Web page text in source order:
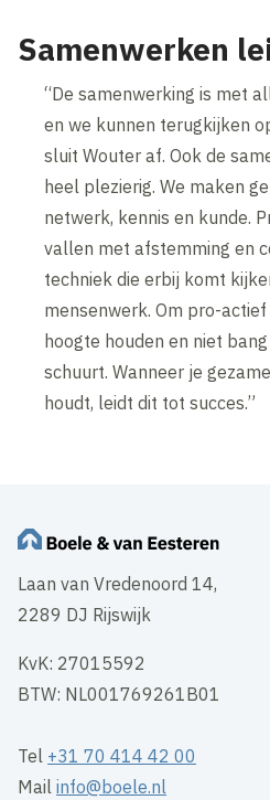
Samenwerken
“De samenwerking is met
en we kunnen terugkijken
sluit Wouter af. Ook de
heel plezierig. We maken
netwerk, kennis en kunde.
vallen met afstemming en
techniek die erbij komt
mensenwerk. Om pro-
hoogte houden en niet
schuurt. Wanneer je
houdt, leidt dit tot succes.”
Laan van Vredenoord 14,
2289 DJ Rijswijk
KvK: 27015592
BTW: NL001769261B01
Tel +31 70 414 42 00
Mailinfo@boele.nl